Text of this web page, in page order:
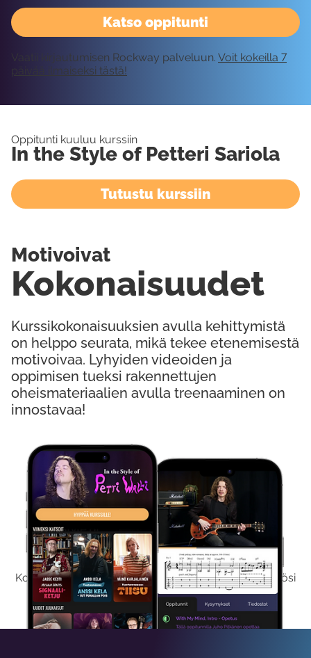
Kokeile Ilmaiseksi
Kokeilemalla ilmaiseksi saat koko sisältömme käyttöösi
viikon ajaksi.
Katso oppitunti
Vaatii kirjautumisen Rockway palveluun. Voit kokeilla 7
päivää ilmaiseksi tästä!
Oppitunti kuuluu kurssiin
In the Style of Petteri Sariola
Tutustu kurssiin
Kurssikokonaisuuksien avulla kehittymistä
on helppo seurata, mikä tekee etenemisestä
motivoivaa. Lyhyiden videoiden ja
oppimisen tueksi rakennettujen
oheismateriaalien avulla treenaaminen on
innostavaa!
Kokonaisuudet
Motivoivat